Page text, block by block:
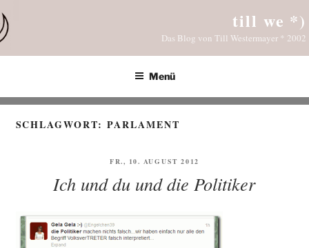
Inhalt
springen
till we *)
Das Blog von Till Westermayer * 2002
Menü
SCHLAGWORT:PARLAMENT
VERÖFFENTLICHT
FR., 10. AUGUST 2012
Ich und du und die Politiker